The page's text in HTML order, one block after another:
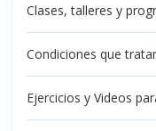
Clases, talleres y
Condiciones que
Ejercicios y Videos